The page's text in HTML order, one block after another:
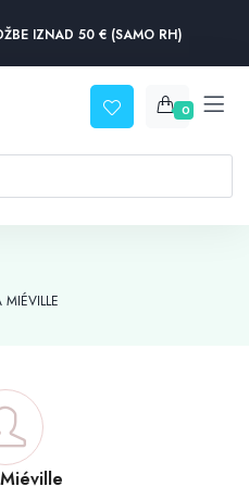
IZNAD 50 € (SAMO RH)
0